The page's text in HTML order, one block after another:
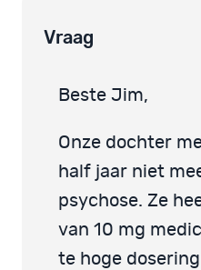
Vraag
Beste Jim,
Onze dochter
half jaar niet
psychose. Ze
van 10 mg
te hoge